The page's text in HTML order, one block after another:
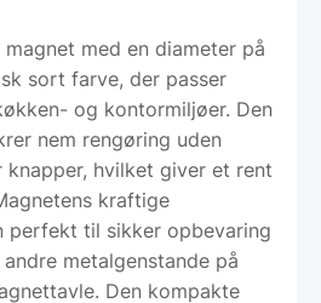
med en diameter på
sort farve, der passer
og kontormiljøer. Den
nem rengøring uden
knapper, hvilket giver et rent
kraftige
til sikker opbevaring
metalgenstande på
Den kompakte